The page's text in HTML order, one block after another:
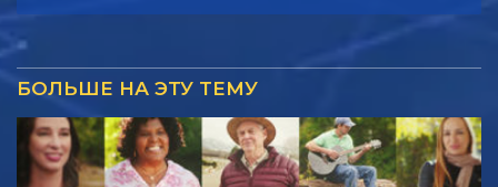
БОЛЬШЕ НА ЭТУ ТЕМУ